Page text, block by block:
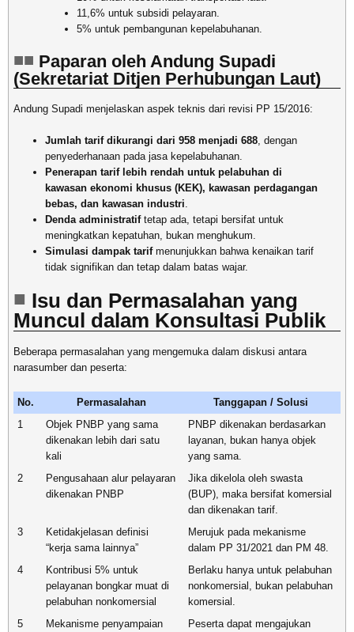
11,6% untuk subsidi pelayaran.
5% untuk pembangunan kepelabuhanan.
Paparan oleh Andung Supadi
(Sekretariat Ditjen Perhubungan Laut)
Andung Supadi menjelaskan aspek teknis dari revisi PP 15/2016:
Jumlah tarif dikurangi dari 958 menjadi 688, dengan
penyederhanaan pada jasa kepelabuhanan.
Penerapan tarif lebih rendah untuk pelabuhan di
kawasan ekonomi khusus (KEK), kawasan perdagangan
bebas, dan kawasan industri.
Denda administratiftetap ada, tetapi bersifat untuk
meningkatkan kepatuhan, bukan menghukum.
Simulasi dampak tarifmenunjukkan bahwa kenaikan tarif
tidak signifikan dan tetap dalam batas wajar.
Isu dan Permasalahan yang
Muncul dalam Konsultasi Publik
Beberapa permasalahan yang mengemuka dalam diskusi antara
narasumber dan peserta:
No. Permasalahan
Tanggapan / Solusi
1
Objek PNBP yang sama
dikenakan lebih dari satu
kali
PNBP dikenakan berdasarkan
layanan, bukan hanya objek
yang sama.
2
Pengusahaan alur pelayaran
dikenakan PNBP
Jika dikelola oleh swasta
(BUP), maka bersifat komersial
dan dikenakan tarif.
3
Ketidakjelasan definisi
“kerja sama lainnya”
Merujuk pada mekanisme
dalam PP 31/2021 dan PM 48.
4
Kontribusi 5% untuk
pelayanan bongkar muat di
pelabuhan nonkomersial
Berlaku hanya untuk pelabuhan
nonkomersial, bukan pelabuhan
komersial.
5
Mekanisme penyampaian
Peserta dapat mengajukan